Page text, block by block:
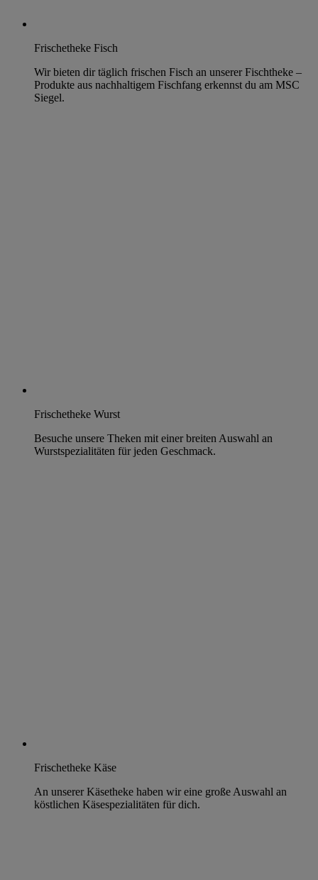
Frischetheke Fisch
Wir bieten dir täglich frischen Fisch an unserer Fischtheke –
Produkte aus nachhaltigem Fischfang erkennst du am MSC
Siegel.
Frischetheke Wurst
Besuche unsere Theken mit einer breiten Auswahl an
Wurstspezialitäten für jeden Geschmack.
Frischetheke Käse
An unserer Käsetheke haben wir eine große Auswahl an
köstlichen Käsespezialitäten für dich.